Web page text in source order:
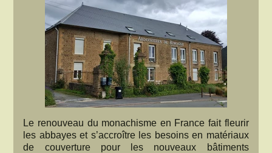
Le renouveau du monachisme en France fait fleurir
les abbayes et s’accroître les besoins en matériaux
de couverture pour les nouveaux bâtiments